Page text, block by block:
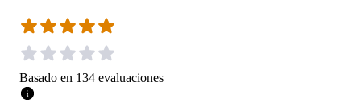
Basado en 134 evaluaciones